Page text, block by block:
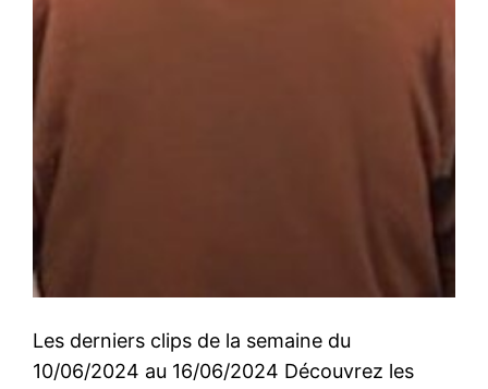
Les derniers clips de la semaine du
10/06/2024 au 16/06/2024 Découvrez les